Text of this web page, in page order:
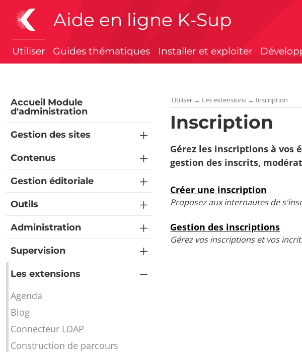
Aide en ligne K-Sup
Utiliser Guides thématiques Installer et exploiter
Accueil Module
d'administration
Gestion des sites
Contenus
Gestion éditoriale
Outils
Administration
Supervision
Les extensions
Agenda
Blog
Connecteur LDAP
Construction de parcours
Utiliser → Les extensions → Inscription
Inscription
Gérez les inscriptions à
gestion des inscrits,
Créer une inscription
Proposez aux internautes de
Gestion des inscriptions
Gérez vos inscriptions et vos